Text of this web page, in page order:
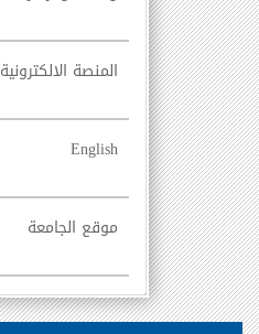
المنصة الالكترونية
English
موقع الجامعة